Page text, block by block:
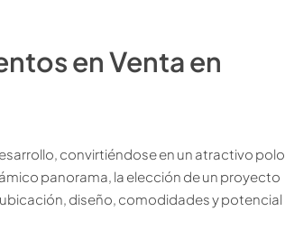
en Venta en
convirtiéndose en un atractivo polo
panorama, la elección de un proyecto
diseño, comodidades y potencial